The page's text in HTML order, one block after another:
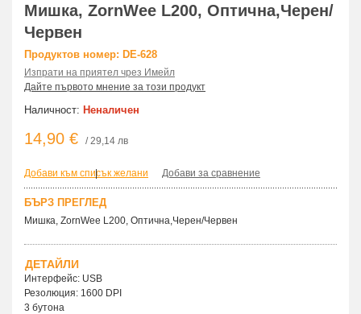
Мишка, ZornWee L200, Оптична,Черен/
Червен
Продуктов номер: DE-628
Изпрати на приятел чрез Имейл
Дайте първото мнение за този продукт
Наличност: Неналичен
14,90 € / 29,14 лв
Добави към списък желани
| Добави за сравнение
БЪРЗ ПРЕГЛЕД
Мишка, ZornWee L200, Оптична,Черен/Червен
ДЕТАЙЛИ
Интерфейс: USB
Резолюция: 1600 DPI
3 бутона